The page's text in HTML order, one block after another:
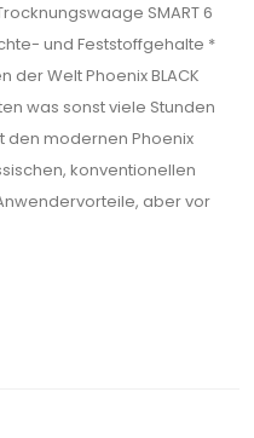
SMART 6
und Feststoffgehalte *
Welt Phoenix BLACK
was sonst viele Stunden
den modernen Phoenix
konventionellen
aber vor